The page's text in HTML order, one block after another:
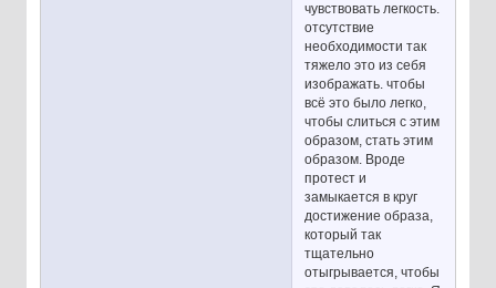
чувствовать легкость.
отсутствие
необходимости так
тяжело это из себя
изображать. чтобы
всё это было легко,
чтобы слиться с этим
образом, стать этим
образом. Вроде
протест и
замыкается в круг
достижение образа,
который так
тщательно
отыгрывается, чтобы